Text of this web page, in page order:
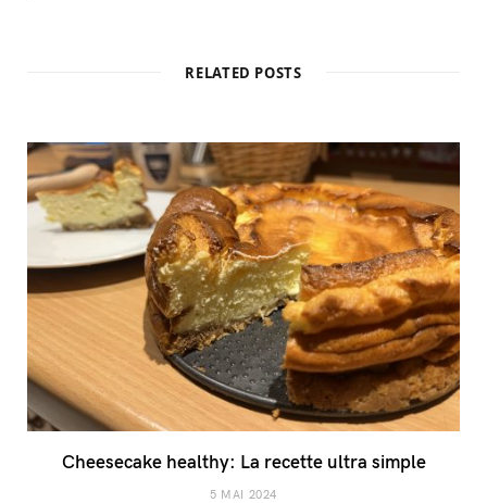
RELATED POSTS
Cheesecake healthy: La recette ultra simple
5 MAI 2024